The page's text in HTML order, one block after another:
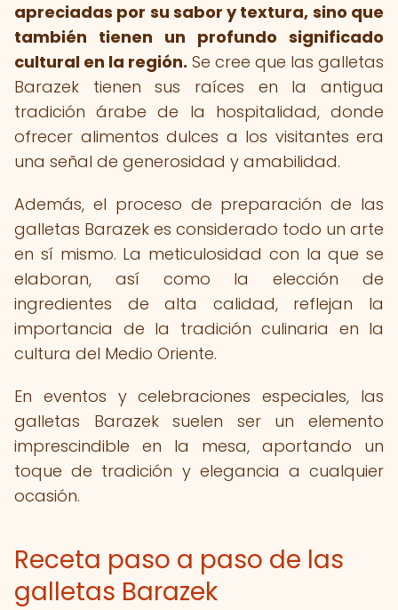
apreciadas por su sabor y textura, sino que
también tienen un profundo significado
cultural en la región. Se cree que las galletas
Barazek tienen sus raíces en la antigua
tradición árabe de la hospitalidad, donde
ofrecer alimentos dulces a los visitantes era
una señal de generosidad y amabilidad.
Además, el proceso de preparación de las
galletas Barazek es considerado todo un arte
en sí mismo. La meticulosidad con la que se
elaboran, así como la elección de
ingredientes de alta calidad, reflejan la
importancia de la tradición culinaria en la
cultura del Medio Oriente.
En eventos y celebraciones especiales, las
galletas Barazek suelen ser un elemento
imprescindible en la mesa, aportando un
toque de tradición y elegancia a cualquier
ocasión.
Receta paso a paso de las
galletas Barazek